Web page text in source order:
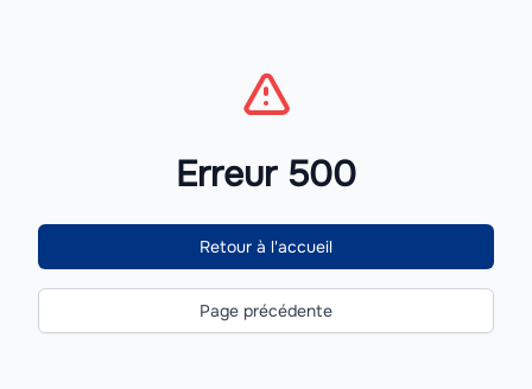
Erreur 500
Retour à l'accueil
Page précédente